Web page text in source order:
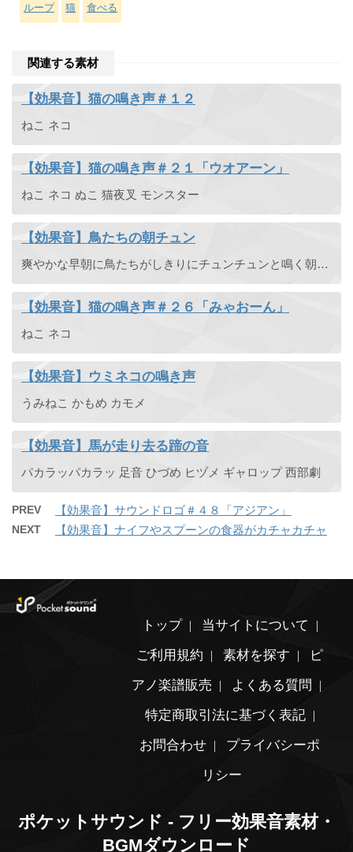
ループ 猫 食べる
関連する素材
【効果音】猫の鳴き声＃１２
ねこ ネコ
【効果音】猫の鳴き声＃２１「ウオアーン」
ねこ ネコ ぬこ 猫夜叉 モンスター
【効果音】鳥たちの朝チュン
爽やかな早朝に鳥たちがしきりにチュンチュンと鳴く朝チュンの様子を録音した効果音です。スズメの他カラスも鳴いています。雀・からす・鳥たちのさえずり。
【効果音】猫の鳴き声＃２６「みゃおーん」
ねこ ネコ
【効果音】ウミネコの鳴き声
うみねこ かもめ カモメ
【効果音】馬が走り去る蹄の音
パカラッパカラッ 足音 ひづめ ヒヅメ ギャロップ 西部劇
PREV 【効果音】サウンドロゴ＃４８「アジアン」
NEXT 【効果音】ナイフやスプーンの食器がカチャカチャ
トップ
当サイトについて
ご利用規約
素材を探す
ピ
アノ楽譜販売
よくある質問
特定商取引法に基づく表記
お問合わせ
プライバシーポ
リシー
ポケットサウンド - フリー効果音素材・
BGMダウンロード